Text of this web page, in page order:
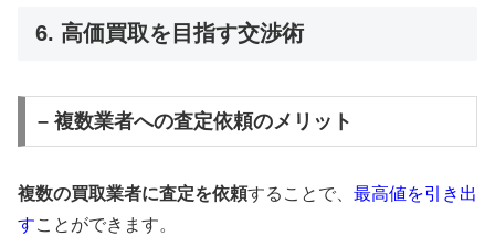
6. 高価買取を目指す交渉術
– 複数業者への査定依頼のメリット
複数の買取業者に査定を依頼することで、 最高値を引き出
すことができます。